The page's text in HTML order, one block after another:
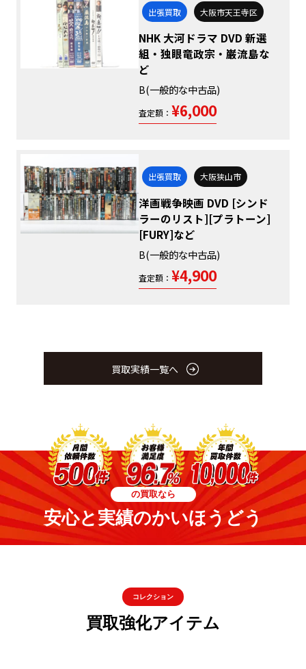
出張買取 大阪市天王寺区
NHK 大河ドラマ DVD 新選
組・独眼竜政宗・巌流島な
ど
B(一般的な中古品)
査定額： ¥6,000
出張買取 大阪狭山市
洋画戦争映画 DVD [シンド
ラーのリスト][プラトーン]
[FURY]など
B(一般的な中古品)
査定額： ¥4,900
買取実績一覧へ
の買取なら
安心と実績のかいほうどう
コレクション
買取強化アイテム